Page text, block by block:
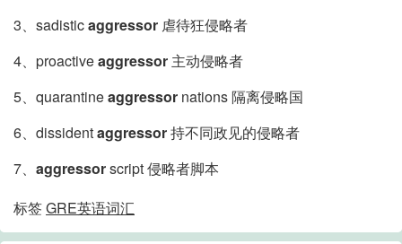
3、sadisticaggressor 虐待狂侵略者
4、proactiveaggressor 主动侵略者
5、quarantineaggressor nations 隔离侵略国
6、dissidentaggressor持不同政见的侵略者
7、 aggressorscript 侵略者脚本
标签GRE英语词汇